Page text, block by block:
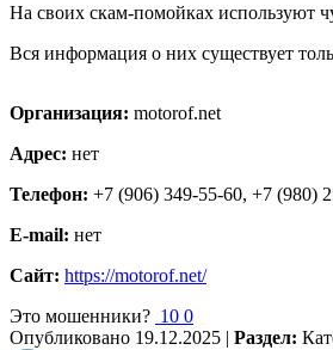
На своих скам-помойках
Вся информация о них существует
Организация: motorof.net
Адрес: нет
Телефон: +7 (906) 349-55-60, +7 (980)
E-mail: нет
Сайт: https://motorof.net/
Это мошенники? 10 0
Опубликовано 19.12.2025 | Раздел: